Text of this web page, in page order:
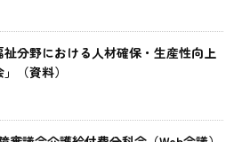
分野における人材確保・生産性向上
（資料）